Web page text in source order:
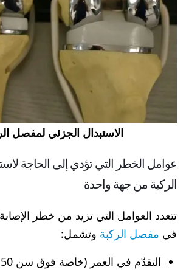
الاستبدال الجزئي لمفصل
عوامل الخطر التي تؤدي إلى الحاجة
الركبة من جهة واحدة
تتعدد العوامل التي تزيد من خطر
في مفصل الركبة وتشمل:
التقدّم في العمر (خاصة فوق سن 50 عامًا).